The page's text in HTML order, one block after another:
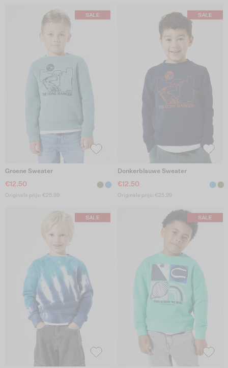
Groene Sweater
€12.50
Originele prijs: €25.99
Donkerblauwe Sweater
€12.50
Originele prijs: €25.99